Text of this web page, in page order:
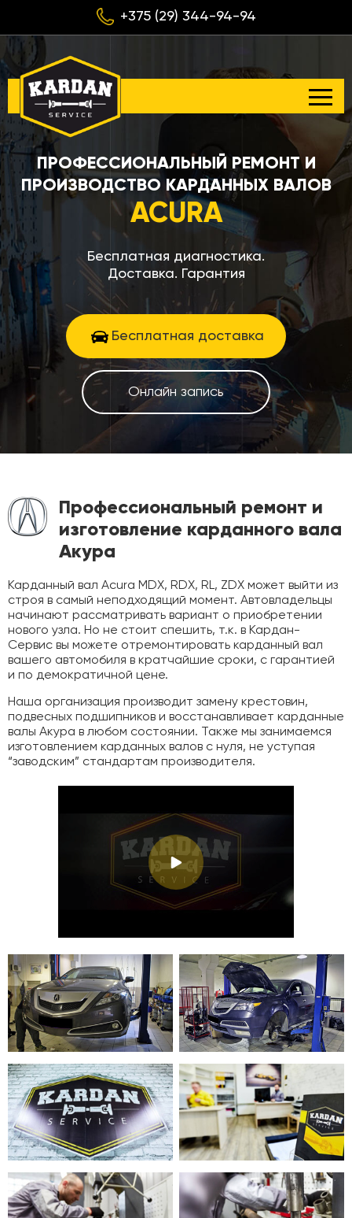
+375 (29) 344-94-94
ПРОФЕССИОНАЛЬНЫЙ РЕМОНТ И
ПРОИЗВОДСТВО КАРДАННЫХ ВАЛОВ
ACURA
Бесплатная диагностика.
Доставка. Гарантия
Бесплатная доставка
Онлайн запись
Профессиональный ремонт и
изготовление карданного вала
Акура
Карданный вал Acura MDX, RDX, RL, ZDX может выйти из
строя в самый неподходящий момент. Автовладельцы
начинают рассматривать вариант о приобретении
нового узла. Но не стоит спешить, т.к. в Кардан-
Сервис вы можете отремонтировать карданный вал
вашего автомобиля в кратчайшие сроки, с гарантией
и по демократичной цене.
Наша организация производит замену крестовин,
подвесных подшипников и восстанавливает карданные
валы Акура в любом состоянии. Также мы занимаемся
изготовлением карданных валов с нуля, не уступая
“заводским” стандартам производителя.